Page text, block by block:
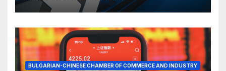
BULGARIAN-CHINESE CHAMBER OF COMMERCE AND INDUSTRY